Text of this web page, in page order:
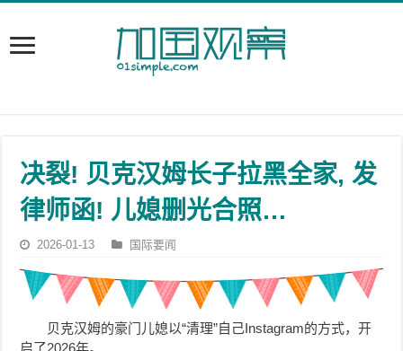
决裂! 贝克汉姆长子拉黑全家, 发
律师函! 儿媳删光合照…
2026-01-13 国际要闻
贝克汉姆的豪门儿媳以“清理”自己Instagram的方式，开